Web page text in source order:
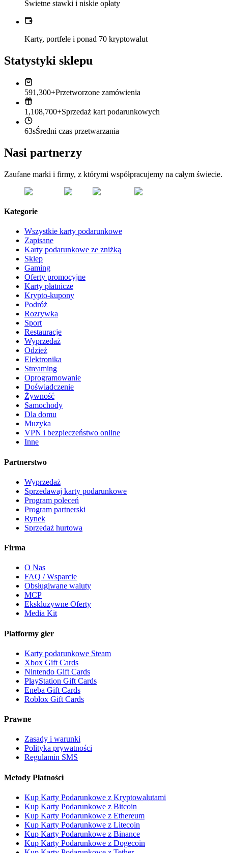
Świetne stawki i niskie opłaty
Karty, portfele i ponad 70 kryptowalut
Statystyki sklepu
591,300+Przetworzone zamówienia
1,108,700+Sprzedaż kart podarunkowych
63sŚredni czas przetwarzania
Nasi partnerzy
Zaufane marki i firmy, z którymi współpracujemy na całym świecie.
Kategorie
Wszystkie karty podarunkowe
Zapisane
Karty podarunkowe ze zniżką
Sklep
Gaming
Oferty promocyjne
Karty płatnicze
Krypto-kupony
Podróż
Rozrywka
Sport
Restauracje
Wyprzedaż
Odzież
Elektronika
Streaming
Oprogramowanie
Doświadczenie
Żywność
Samochody
Dla domu
Muzyka
VPN i bezpieczeństwo online
Inne
Partnerstwo
Wyprzedaż
Sprzedawaj karty podarunkowe
Program poleceń
Program partnerski
Rynek
Sprzedaż hurtowa
Firma
O Nas
FAQ / Wsparcie
Obsługiwane waluty
MCP
Ekskluzywne Oferty
Media Kit
Platformy gier
Karty podarunkowe Steam
Xbox Gift Cards
Nintendo Gift Cards
PlayStation Gift Cards
Eneba Gift Cards
Roblox Gift Cards
Prawne
Zasady i warunki
Polityka prywatności
Regulamin SMS
Metody Płatności
Kup Karty Podarunkowe z Kryptowalutami
Kup Karty Podarunkowe z Bitcoin
Kup Karty Podarunkowe z Ethereum
Kup Karty Podarunkowe z Litecoin
Kup Karty Podarunkowe z Binance
Kup Karty Podarunkowe z Dogecoin